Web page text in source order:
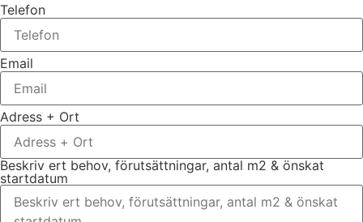
Telefon
Email
Adress + Ort
Beskriv ert behov, förutsättningar, antal m2 & önskat
startdatum